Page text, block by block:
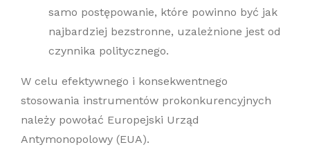
samo postępowanie, które powinno być jak
najbardziej bezstronne, uzależnione jest od
czynnika politycznego.
W celu efektywnego i konsekwentnego
stosowania instrumentów prokonkurencyjnych
należy powołać Europejski Urząd
Antymonopolowy (EUA).